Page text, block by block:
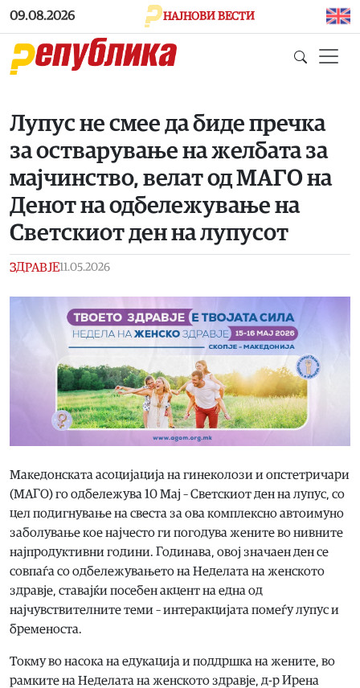
Skip to main content
09.08.2026 НАЈНОВИ ВЕСТИ
Лупус не смее да биде пречка
за остварување на желбата за
мајчинство, велат од МАГО на
Денот на одбележување на
Светскиот ден на лупусот
ЗДРАВЈЕ11.05.2026
Македонската асоцијација на гинеколози и опстетричари
(МАГО) го одбележува 10 Мај – Светскиот ден на лупус, со
цел подигнување на свеста за ова комплексно автоимуно
заболување кое најчесто ги погодува жените во нивните
најпродуктивни години. Годинава, овој значаен ден се
совпаѓа со одбележувањето на Неделата на женското
здравје, ставајќи посебен акцент на една од
најчувствителните теми – интеракцијата помеѓу лупус и
бременоста.
Токму во насока на едукација и поддршка на жените, во
рамките на Неделата на женското здравје, д-р Ирена